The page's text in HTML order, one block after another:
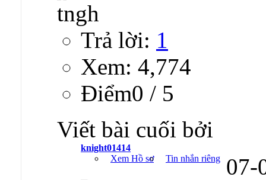
Trả lời: 1
Xem: 4,774
Ðiểm0 / 5
Viết bài cuối bởi
knight01414
Xem Hồ sơ
Tin nhắn riêng 07-